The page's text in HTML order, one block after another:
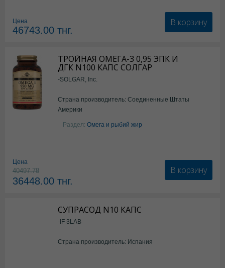
Цена
46743.00 тнг.
В корзину
ТРОЙНАЯ ОМЕГА-3 0,95 ЭПК И
ДГК N100 КАПС СОЛГАР
-SOLGAR, Inc.
Страна производитель: Соединенные Штаты
Америки
Раздел: Омега и рыбий жир
Цена
40497.78
36448.00 тнг.
В корзину
СУПРАСОД N10 КАПС
-IF 3LAB
Страна производитель: Испания